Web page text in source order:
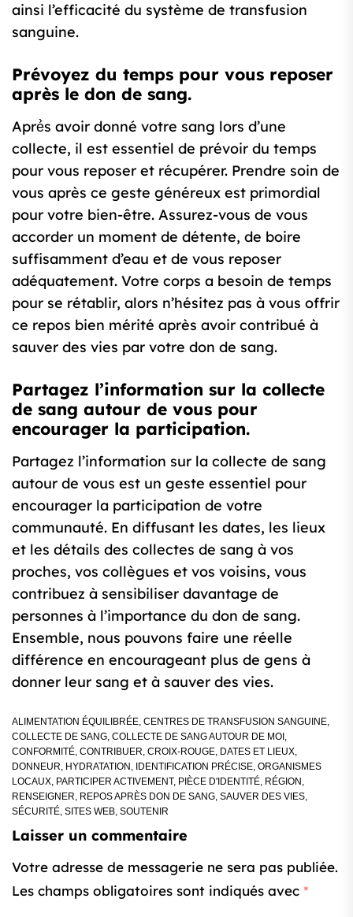
ainsi l’efficacité du système de transfusion
sanguine.
Prévoyez du temps pour vous reposer
après le don de sang.
Apré̀s avoir donné votre sang lors d’une
collecte, il est essentiel de prévoir du temps
pour vous reposer et récupérer. Prendre soin de
vous après ce geste généreux est primordial
pour votre bien-être. Assurez-vous de vous
accorder un moment de détente, de boire
suffisamment d’eau et de vous reposer
adéquatement. Votre corps a besoin de temps
pour se rétablir, alors n’hésitez pas à vous offrir
ce repos bien mérité après avoir contribué à
sauver des vies par votre don de sang.
Partagez l’information sur la collecte
de sang autour de vous pour
encourager la participation.
Partagez l’information sur la collecte de sang
autour de vous est un geste essentiel pour
encourager la participation de votre
communauté. En diffusant les dates, les lieux
et les détails des collectes de sang à vos
proches, vos collègues et vos voisins, vous
contribuez à sensibiliser davantage de
personnes à l’importance du don de sang.
Ensemble, nous pouvons faire une réelle
différence en encourageant plus de gens à
donner leur sang et à sauver des vies.
ALIMENTATION ÉQUILIBRÉE, CENTRES DE TRANSFUSION SANGUINE,
COLLECTE DE SANG, COLLECTE DE SANG AUTOUR DE MOI ,
CONFORMITÉ, CONTRIBUER, CROIX-ROUGE, DATES ET LIEUX,
DONNEUR, HYDRATATION , IDENTIFICATION PRÉCISE, ORGANISMES
LOCAUX, PARTICIPER ACTIVEMENT, PIÈCE D'IDENTITÉ, RÉGION ,
RENSEIGNER, REPOS APRÈS DON DE SANG, SAUVER DES VIES,
SÉCURITÉ, SITES WEB, SOUTENIR
Laisser un commentaire
Votre adresse de messagerie ne sera pas publiée.
Les champs obligatoires sont indiqués avec *